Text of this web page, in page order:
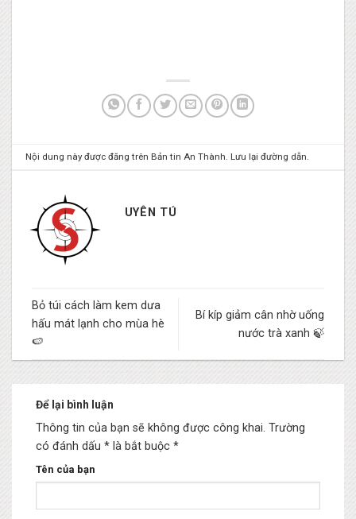
Nội dung này được đăng trên Bản tin An Thành. Lưu lạiđường dẫn.
UYÊN TÚ
Bỏ túi cách làm kem dưa
hấu mát lạnh cho mùa hè
🍉
Bí kíp giảm cân nhờ uống
nước trà xanh 🍃
Để lại bình luận
Thông tin của bạn sẽ không được công khai. Trường
có đánh dấu * là bắt buộc *
Tên của bạn